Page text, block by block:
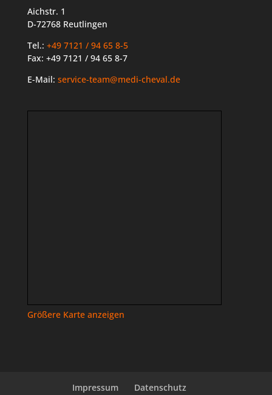
Aichstr. 1
D-72768 Reutlingen
Tel.: +49 7121 / 94 65 8-5
Fax: +49 7121 / 94 65 8-7
E-Mail: service-team@medi-cheval.de
Größere Karte anzeigen
Impressum
Datenschutz